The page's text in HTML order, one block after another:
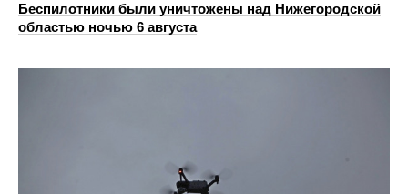
Беспилотники были уничтожены над Нижегородской
областью ночью 6 августа